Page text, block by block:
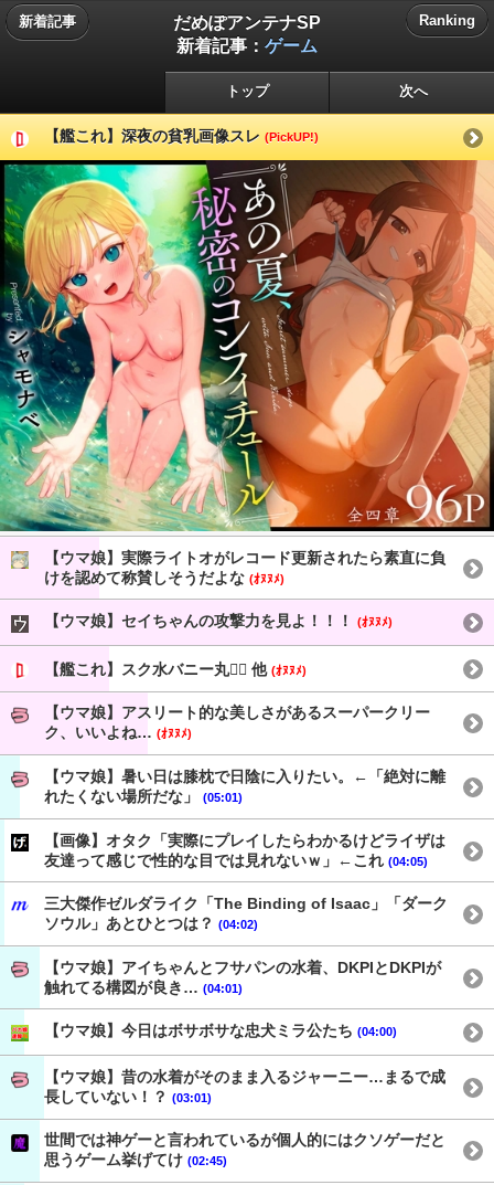
新着記事
だめぽアンテナSP
新着記事： ゲーム
Ranking
トップ 次へ
【艦これ】深夜の貧乳画像スレ (PickUP!)
【ウマ娘】実際ライトオがレコード更新されたら素直に負
けを認めて称賛しそうだよな (ｵﾇﾇﾒ)
【ウマ娘】セイちゃんの攻撃力を見よ！！！ (ｵﾇﾇﾒ)
【艦これ】スク水バニー丸👯‍♀️ 他 (ｵﾇﾇﾒ)
【ウマ娘】アスリート的な美しさがあるスーパークリー
ク、いいよね… (ｵﾇﾇﾒ)
【ウマ娘】暑い日は膝枕で日陰に入りたい。←「絶対に離
れたくない場所だな」
(05:01)
【画像】オタク「実際にプレイしたらわかるけどライザは
友達って感じで性的な目では見れないｗ」←これ (04:05)
三大傑作ゼルダライク「The Binding of Isaac」「ダーク
ソウル」あとひとつは？ (04:02)
【ウマ娘】アイちゃんとフサパンの水着、DKPIとDKPIが
触れてる構図が良き… (04:01)
【ウマ娘】今日はボサボサな忠犬ミラ公たち (04:00)
【ウマ娘】昔の水着がそのまま入るジャーニー…まるで成
長していない！？ (03:01)
世間では神ゲーと言われているが個人的にはクソゲーだと
思うゲーム挙げてけ (02:45)